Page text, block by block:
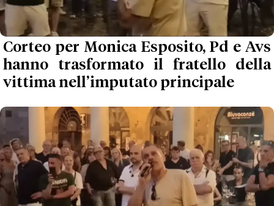
Corteo per Monica Esposito, Pd e Avs
hanno trasformato il fratello della
vittima nell’imputato principale